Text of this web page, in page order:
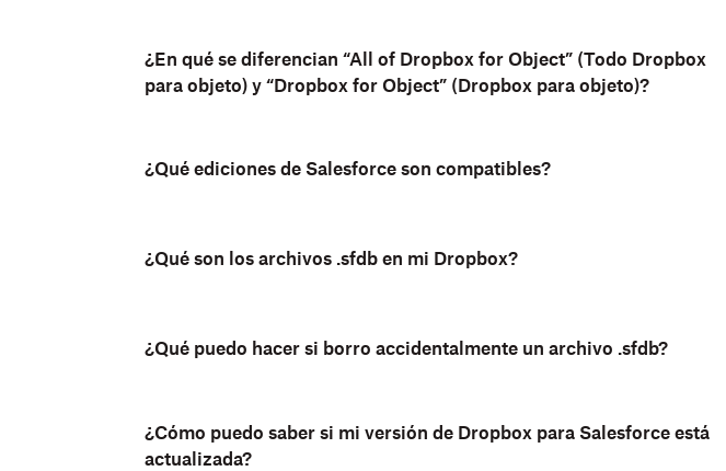
¿En qué se diferencian “All of Dropbox for Object” (Todo Dropbox
para objeto) y “Dropbox for Object” (Dropbox para objeto)?
¿Qué ediciones de Salesforce son compatibles?
¿Qué son los archivos .sfdb en mi Dropbox?
¿Qué puedo hacer si borro accidentalmente un archivo .sfdb?
¿Cómo puedo saber si mi versión de Dropbox para Salesforce está
actualizada?